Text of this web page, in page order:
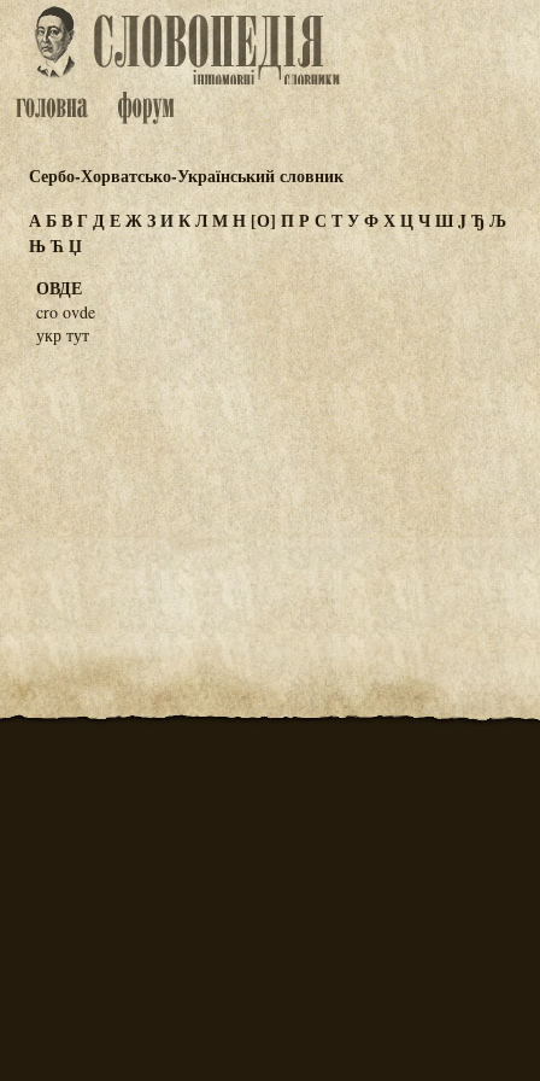
Сербо-Хорватсько-Український словник
АБВГДЕЖЗИКЛМН[О] ПР С ТУФХЦЧШJЂЉ
ЊЋЏ
ОВДЕ
cro ovde
укр тут